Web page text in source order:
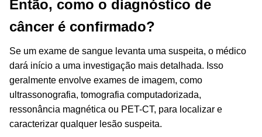
Então, como o diagnóstico de
câncer é confirmado?
Se um exame de sangue levanta uma suspeita, o médico
dará início a uma investigação mais detalhada. Isso
geralmente envolve exames de imagem, como
ultrassonografia, tomografia computadorizada,
ressonância magnética ou PET-CT, para localizar e
caracterizar qualquer lesão suspeita.